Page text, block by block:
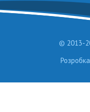
© 2013-